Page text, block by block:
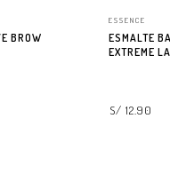
BROW
ESSENCE
ESMALTE
EXTREME
S/ 12.90